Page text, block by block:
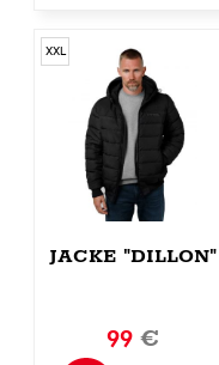
XXL
JACKE "DILLON"
99€